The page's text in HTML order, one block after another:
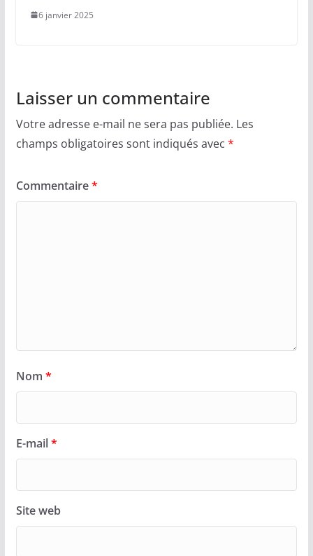
6 janvier 2025
Laisser un commentaire
Votre adresse e-mail ne sera pas publiée. Les
champs obligatoires sont indiqués avec *
Commentaire*
Nom *
E-mail*
Site web